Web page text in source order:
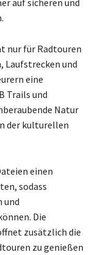
nur für Radtouren
Laufstrecken und
eine
Trails und
Natur
der kulturellen
einen
sodass
und
Die
zusätzlich die
zu genießen